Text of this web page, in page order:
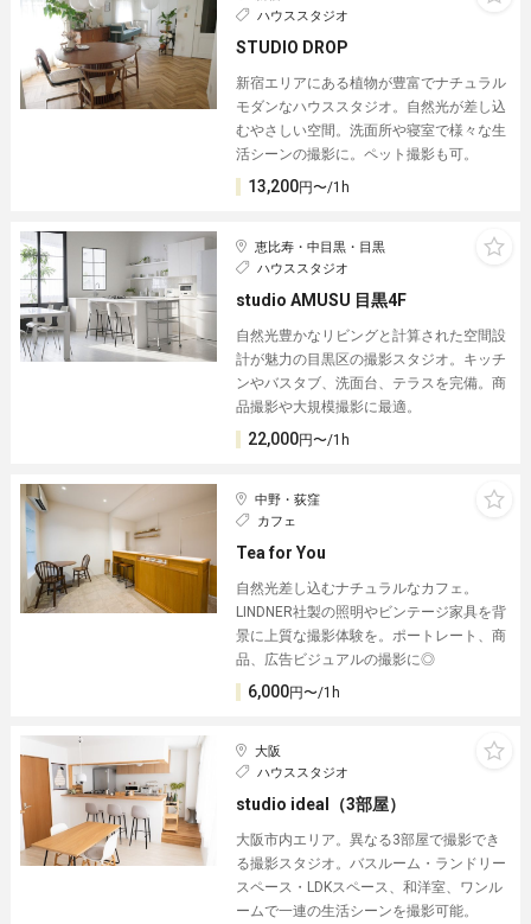
ハウススタジオ
STUDIO DROP
新宿エリアにある植物が豊富でナチュラル
モダンなハウススタジオ。自然光が差し込
むやさしい空間。洗面所や寝室で様々な生
活シーンの撮影に。ペット撮影も可。
13,200円〜/1h
恵比寿・中目黒・目黒
ハウススタジオ
studio AMUSU 目黒4F
自然光豊かなリビングと計算された空間設
計が魅力の目黒区の撮影スタジオ。キッチ
ンやバスタブ、洗面台、テラスを完備。商
品撮影や大規模撮影に最適。
22,000円〜/1h
中野・荻窪
カフェ
Tea for You
自然光差し込むナチュラルなカフェ。
LINDNER社製の照明やビンテージ家具を背
景に上質な撮影体験を。ポートレート、商
品、広告ビジュアルの撮影に◎
6,000円〜/1h
大阪
ハウススタジオ
studio ideal（3部屋）
大阪市内エリア。異なる3部屋で撮影でき
る撮影スタジオ。バスルーム・ランドリー
スペース・LDKスペース、和洋室、ワンル
ームで一連の生活シーンを撮影可能。